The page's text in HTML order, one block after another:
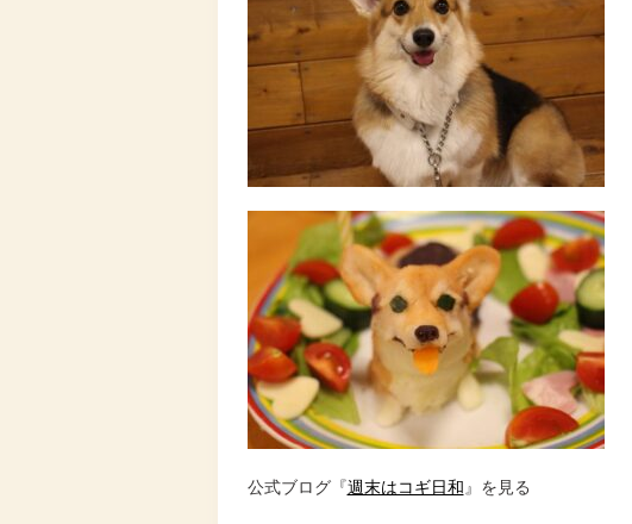
公式ブログ『週末はコギ日和 』を見る